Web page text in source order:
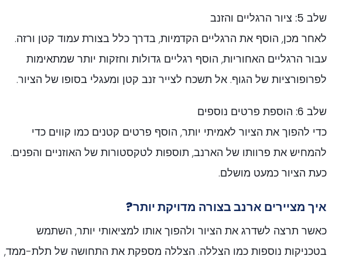
שלב 5: ציור הרגליים והזנב
לאחר מכן, הוסף את הרגליים הקדמיות, בדרך כלל בצורת עמוד קטן ורזה.
עבור הרגליים האחוריות, הוסף רגליים גדולות וחזקות יותר שמתאימות
לפרופורציות של הגוף. אל תשכח לצייר זנב קטן ומעגלי בסופו של הציור.
שלב 6: הוספת פרטים נוספים
כדי להפוך את הציור לאמיתי יותר, הוסף פרטים קטנים כמו קווים כדי
להמחיש את פרוותו של הארנב, תוספות לטקסטורות של האוזניים והפנים.
כעת הציור כמעט מושלם.
איך מציירים ארנב בצורה מדויקת יותר?
כאשר תרצה לשדרג את הציור ולהפוך אותו למציאותי יותר, השתמש
בטכניקות נוספות כמו הצללה. הצללה מספקת את התחושה של תלת-ממד,